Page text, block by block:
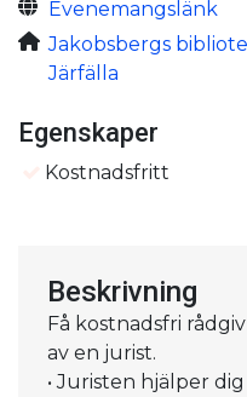
Evenemangslänk
Jakobsbergs
Järfälla
Egenskaper
Kostnadsfritt
Beskrivning
Få kostnadsfri
av en jurist.
• Juristen hjälper